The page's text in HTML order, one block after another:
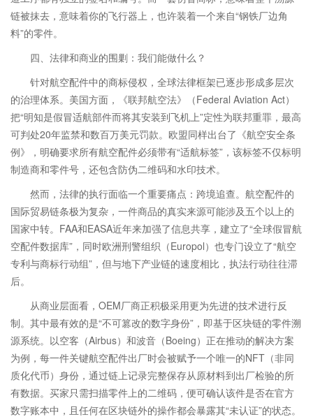
链被抹去，意味着你的飞行器上，也许装着一个来自“钢铁厂边角
料”的零件。
四、法律和商业的围剿：我们能做什么？
针对航空配件中的商标侵权，全球法律框架已逐步形成多层次
的治理体系。美国方面，《联邦航空法》（Federal Aviation Act）
把“明知是假冒适航部件而将其安装到飞机上”定性为联邦重罪，最高
可判处20年监禁和数百万美元罚款。欧盟同样出台了《航空安全条
例》，明确要求所有航空配件必须带有“适航标签”，该标签不仅标明
制造商和零件号，还包含防伪二维码和水印技术。
然而，法律的执行面临一个重要痛点：跨境追查。航空配件的
国际贸易链条极为复杂，一件商品的真实来源可能涉及五个以上的
国家中转。FAA和EASA近年来加强了信息共享，建立了“全球假冒航
空配件数据库”，同时欧洲刑警组织（Europol）也专门设立了“航空
专利与商标行动组”，但与地下产业链的速度相比，执法行动往往滞
后。
从商业层面看，OEM厂商正积极采用更为先进的技术进行反
制。其中最有效的是“不可篡改的数字身份”，即基于区块链的零件溯
源系统。以空客（Airbus）和波音（Boeing）正在推动的解决方案
为例，每一件关键航空配件出厂时会被赋予一个唯一的NFT（非同
质化代币）身份，通过链上记录完整保存从原材料到出厂检验的所
有数据。买家只需扫描零件上的二维码，便可确认该件是否在官方
数字账本中，且任何在区块链外的操作都会暴露其“未认证”的状态。